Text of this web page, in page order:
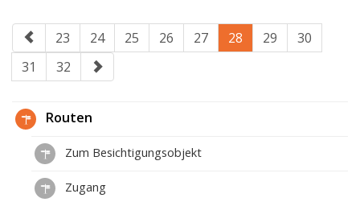
23 24 25 26 27 28 29
30
31
32
Routen
Zum Besichtigungsobjekt
Zugang